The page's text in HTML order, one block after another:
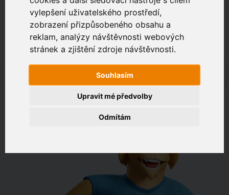
vylepšení uživatelského prostředí,
zobrazení přizpůsobeného obsahu a
reklam, analýzy návštěvnosti webových
stránek a zjištění zdroje návštěvnosti.
Souhlasím
Odmítám
Upravit mé předvolby
Zákaznický portál
Jak rychlé je připojení na vaší adrese?
např. Jeníkovská 940, Čáslav
OVĚŘIT DOSTUPNOST